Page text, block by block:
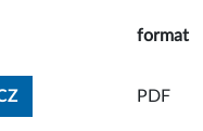
format
ZOBACZ ZAŁĄCZNIK
PDF